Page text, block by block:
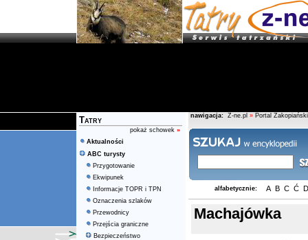
Tatry
pokaż schowek »
Aktualności
ABC turysty
Przygotowanie
Ekwipunek
Informacje TOPR i TPN
Oznaczenia szlaków
Przewodnicy
Przejścia graniczne
Bezpieczeństwo
nawigacja: Z-ne.pl » Portal Zakopiański
alfabetycznie: A B C Ć D
Machajówka